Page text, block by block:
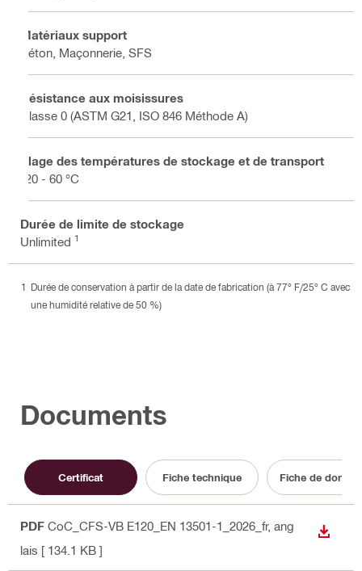
Matériaux support
Béton, Maçonnerie, SFS
Résistance aux moisissures
Classe 0 (ASTM G21, ISO 846 Méthode A)
Plage des températures de stockage et de transport
-20 - 60 °C
Durée de limite de stockage
Unlimited 1
Durée de conservation à partir de la date de fabrication (à 77° F/25° C avec
une humidité relative de 50 %)
Documents
Certificat Fiche technique Fiche de
PDF CoC_CFS-VB E120_EN 13501-1_2026_fr, ang
lais [ 134.1 KB ]